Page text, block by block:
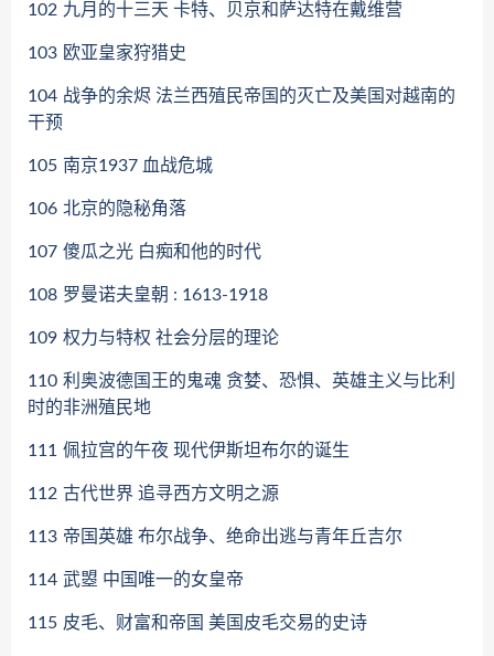
102 九月的十三天 卡特、贝京和萨达特在戴维营
103 欧亚皇家狩猎史
104 战争的余烬 法兰西殖民帝国的灭亡及美国对越南的
干预
105 南京1937 血战危城
106 北京的隐秘角落
107 傻瓜之光 白痴和他的时代
108 罗曼诺夫皇朝 : 1613-1918
109 权力与特权 社会分层的理论
110 利奥波德国王的鬼魂 贪婪、恐惧、英雄主义与比利
时的非洲殖民地
111 佩拉宫的午夜 现代伊斯坦布尔的诞生
112 古代世界 追寻西方文明之源
113 帝国英雄 布尔战争、绝命出逃与青年丘吉尔
114 武曌 中国唯一的女皇帝
115 皮毛、财富和帝国 美国皮毛交易的史诗